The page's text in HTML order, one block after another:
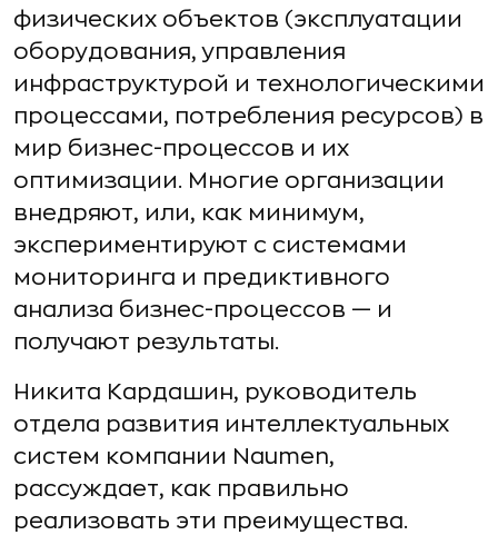
физических объектов (эксплуатации
оборудования, управления
инфраструктурой и технологическими
процессами, потребления ресурсов) в
мир бизнес-процессов и их
оптимизации. Многие организации
внедряют, или, как минимум,
экспериментируют с системами
мониторинга и предиктивного
анализа бизнес-процессов — и
получают результаты.
Никита Кардашин, руководитель
отдела развития интеллектуальных
систем компании Naumen,
рассуждает, как правильно
реализовать эти преимущества.